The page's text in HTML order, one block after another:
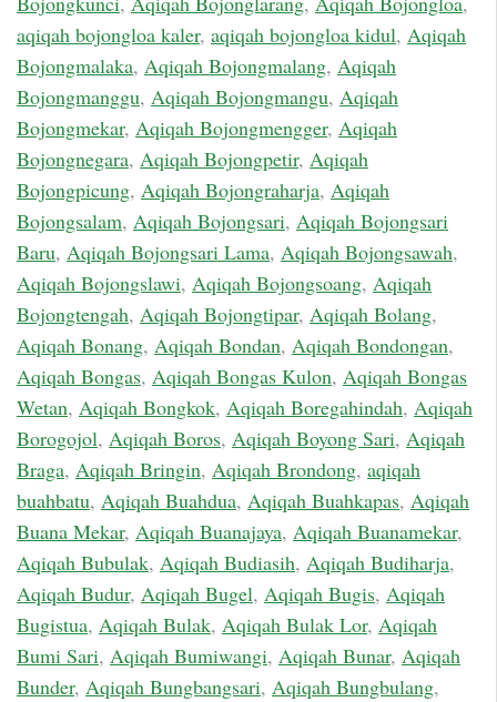
aqiqah bojongloa kaler, aqiqah bojongloa kidul, Aqiqah
Bojongmalaka, Aqiqah Bojongmalang, Aqiqah
Bojongmanggu, Aqiqah Bojongmangu, Aqiqah
Bojongmekar, Aqiqah Bojongmengger, Aqiqah
Bojongnegara, Aqiqah Bojongpetir, Aqiqah
Bojongpicung, Aqiqah Bojongraharja, Aqiqah
Bojongsalam, Aqiqah Bojongsari, Aqiqah Bojongsari
Baru, Aqiqah Bojongsari Lama, Aqiqah Bojongsawah,
Aqiqah Bojongslawi, Aqiqah Bojongsoang, Aqiqah
Bojongtengah, Aqiqah Bojongtipar, Aqiqah Bolang,
Aqiqah Bonang, Aqiqah Bondan, Aqiqah Bondongan,
Aqiqah Bongas, Aqiqah Bongas Kulon, Aqiqah Bongas
Wetan, Aqiqah Bongkok, Aqiqah Boregahindah, Aqiqah
Borogojol, Aqiqah Boros, Aqiqah Boyong Sari, Aqiqah
Braga, Aqiqah Bringin, Aqiqah Brondong, aqiqah
buahbatu, Aqiqah Buahdua, Aqiqah Buahkapas, Aqiqah
Buana Mekar, Aqiqah Buanajaya, Aqiqah Buanamekar,
Aqiqah Bubulak, Aqiqah Budiasih, Aqiqah Budiharja,
Aqiqah Budur, Aqiqah Bugel, Aqiqah Bugis, Aqiqah
Bugistua, Aqiqah Bulak, Aqiqah Bulak Lor, Aqiqah
Bumi Sari, Aqiqah Bumiwangi, Aqiqah Bunar, Aqiqah
Bunder, Aqiqah Bungbangsari, Aqiqah Bungbulang,